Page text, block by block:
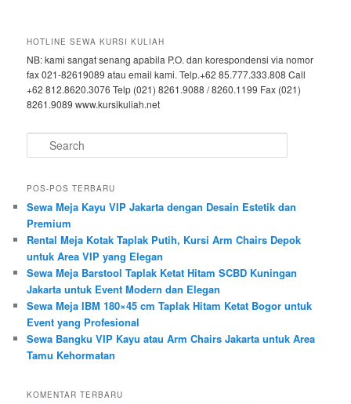
HOTLINE SEWA KURSI KULIAH
NB: kami sangat senang apabila P.O. dan korespondensi via nomor
fax 021-82619089 atau email kami. Telp.+62 85.777.333.808 Call
+62 812.8620.3076 Telp (021) 8261.9088 / 8260.1199 Fax (021)
8261.9089 www.kursikuliah.net
Search
POS-POS TERBARU
Sewa Meja Kayu VIP Jakarta dengan Desain Estetik dan
Premium
Rental Meja Kotak Taplak Putih, Kursi Arm Chairs Depok
untuk Area VIP yang Elegan
Sewa Meja Barstool Taplak Ketat Hitam SCBD Kuningan
Jakarta untuk Event Modern dan Elegan
Sewa Meja IBM 180×45 cm Taplak Hitam Ketat Bogor untuk
Event yang Profesional
Sewa Bangku VIP Kayu atau Arm Chairs Jakarta untuk Area
Tamu Kehormatan
KOMENTAR TERBARU